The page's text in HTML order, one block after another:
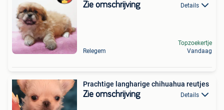
Zie omschrijving Details
Relegem
Topzoekertje
Vandaag
Prachtige langharige chihuahua reutjes
Zie omschrijving Details